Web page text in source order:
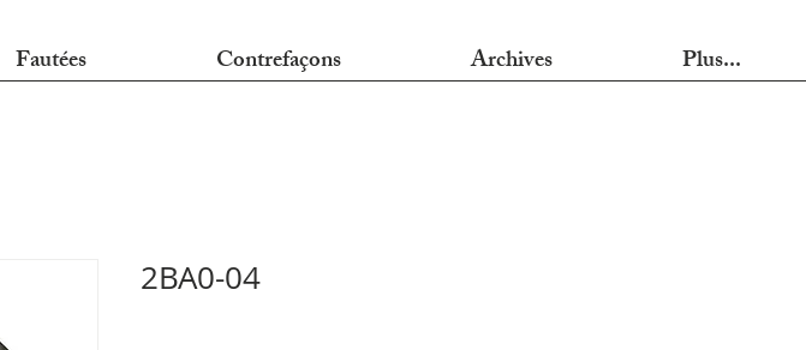
Fautées Contrefaçons Archives Plus...
2BA0-04